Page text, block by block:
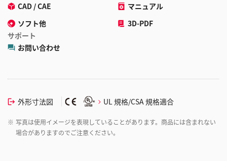
CAD / CAE
マニュアル
ソフト他
3D-PDF
サポート
お問い合わせ
外形寸法図 UL 規格/CSA 規格適合
※ 写真は使用イメージを表現していることがあります。商品には含まれない
場合がありますのでご注意ください。